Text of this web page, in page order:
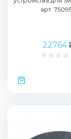
арт.
22764